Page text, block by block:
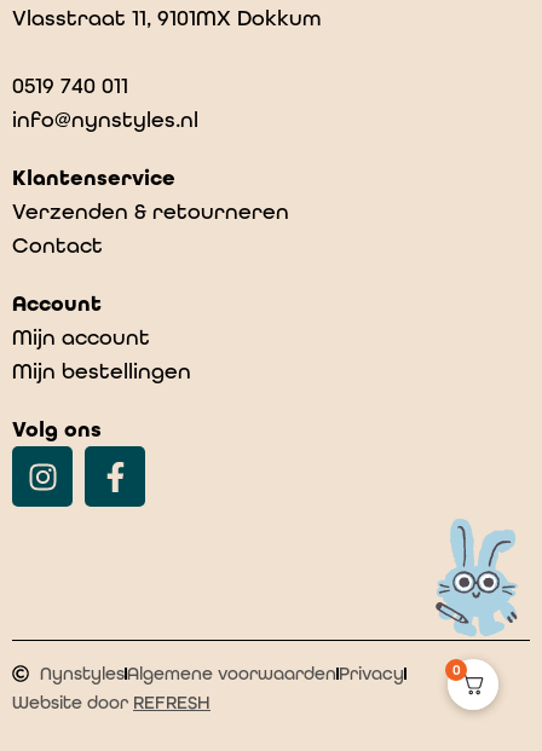
€59,00
Vlasstraat 11, 9101MX Dokkum
0519 740 011
info@nynstyles.nl
Klantenservice
Verzenden & retourneren
Contact
Account
Mijn account
Mijn bestellingen
Volg ons
NynstylesAlgemene voorwaardenPrivacy
Website door REFRESH
0